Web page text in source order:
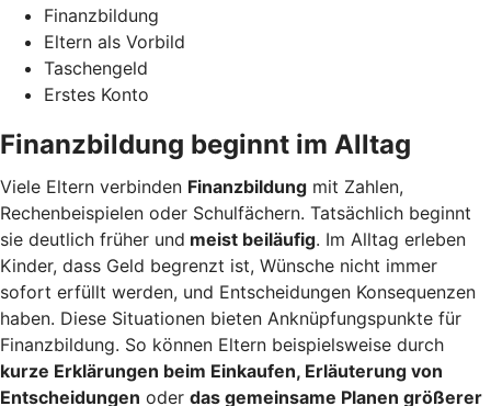
Finanzbildung
Eltern als Vorbild
Taschengeld
Erstes Konto
Finanzbildung beginnt im Alltag
Viele Eltern verbinden Finanzbildung mit Zahlen,
Rechenbeispielen oder Schulfächern. Tatsächlich beginnt
sie deutlich früher und meist beiläufig. Im Alltag erleben
Kinder, dass Geld begrenzt ist, Wünsche nicht immer
sofort erfüllt werden, und Entscheidungen Konsequenzen
haben. Diese Situationen bieten Anknüpfungspunkte für
Finanzbildung. So können Eltern beispielsweise durch
kurze Erklärungen beim Einkaufen, Erläuterung von
Entscheidungen oder das gemeinsame Planen größerer